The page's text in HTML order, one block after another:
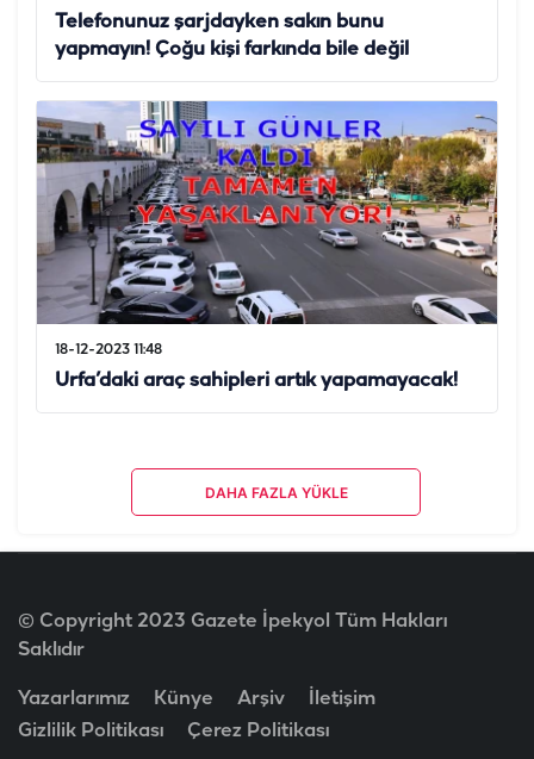
Telefonunuz şarjdayken sakın bunu
yapmayın! Çoğu kişi farkında bile değil
18-12-2023 11:48
Urfa’daki araç sahipleri artık yapamayacak!
DAHA FAZLA YÜKLE
© Copyright 2023 Gazete İpekyol Tüm Hakları
Saklıdır
Yazarlarımız Künye Arşiv
İletişim
Gizlilik Politikası
Çerez Politikası